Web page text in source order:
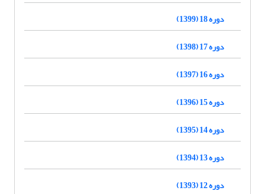
دوره 18 (1399)
دوره 17 (1398)
دوره 16 (1397)
دوره 15 (1396)
دوره 14 (1395)
دوره 13 (1394)
دوره 12 (1393)